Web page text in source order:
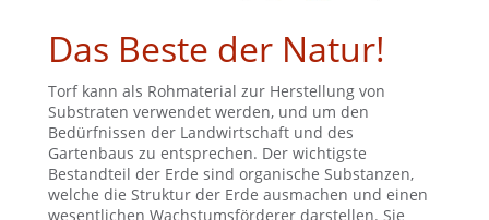
Das Beste der Natur!
Torf kann als Rohmaterial zur Herstellung von
Substraten verwendet werden, und um den
Bedürfnissen der Landwirtschaft und des
Gartenbaus zu entsprechen. Der wichtigste
Bestandteil der Erde sind organische Substanzen,
welche die Struktur der Erde ausmachen und einen
wesentlichen Wachstumsförderer darstellen. Sie